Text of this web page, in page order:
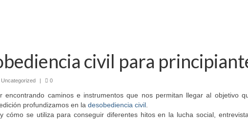
civil para
Uncategorized | 0
encontrando caminos e instrumentos que nos permitan llegar al objetivo
profundizamos en la desobediencia civil
cómo se utiliza para conseguir diferentes hitos en la lucha social,